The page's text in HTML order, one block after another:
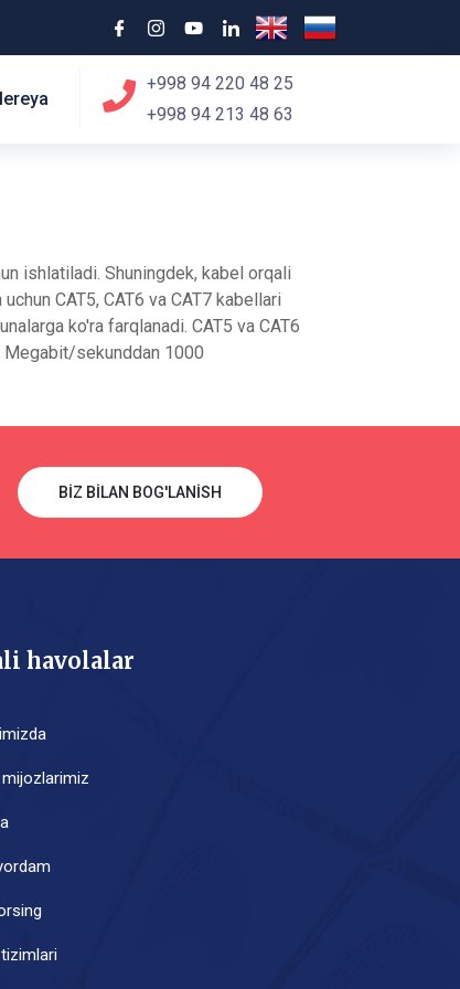
+998 94 220 48 25
+998 94 213 48 63
ishlatiladi. Shuningdek, kabel orqali
CAT5, CAT6 va CAT7 kabellari
ko'ra farqlanadi. CAT5 va CAT6
Megabit/sekunddan 1000
BIZ BILAN BOG'LANISH
havolalar